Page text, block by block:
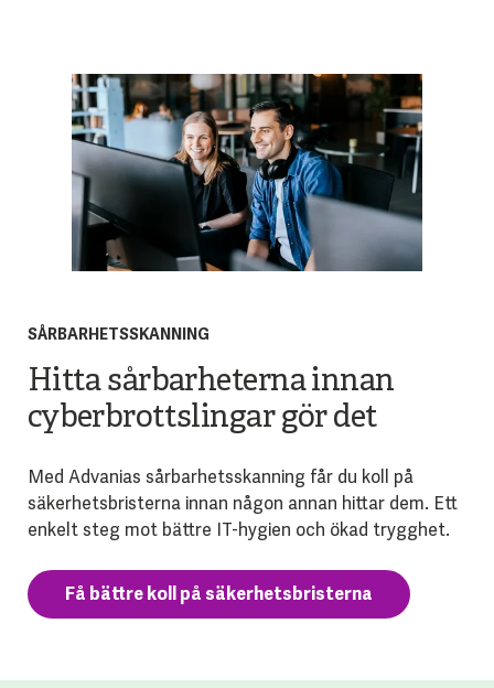
SÅRBARHETSSKANNING
Hitta sårbarheterna innan
cyberbrottslingar gör det
Med Advanias sårbarhetsskanning får du koll på
säkerhetsbristerna innan någon annan hittar dem. Ett
enkelt steg mot bättre IT-hygien och ökad trygghet.
Få bättre koll på säkerhetsbristerna